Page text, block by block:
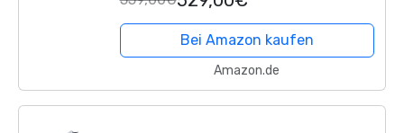
Bei Amazon kaufen
Amazon.de